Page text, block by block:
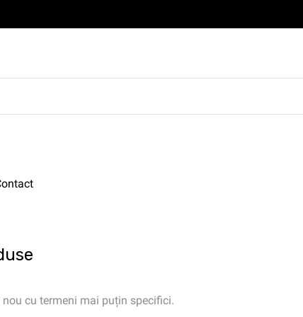
cu termeni mai puțin specifici.